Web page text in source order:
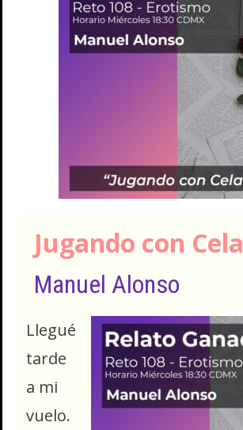
Jugando con Cela
Manuel Alonso
Llegué
tarde
a mi
vuelo.